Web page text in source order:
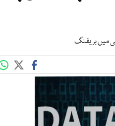
میں بریفنگ